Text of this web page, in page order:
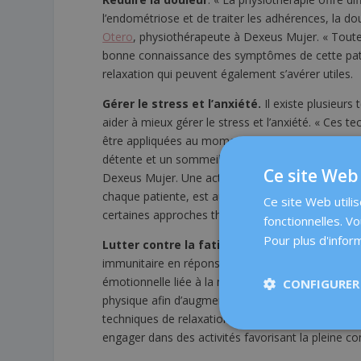
l’endométriose et de traiter les adhérences, la
Otero, physiothérapeute à Dexeus Mujer. «
bonne connaissance des symptômes de cette
relaxation qui peuvent également s’avérer utiles.
Gérer le stress et l’anxiété. Il existe plusieurs
aider à mieux gérer le stress et l’anxiété. « Ces
être appliquées au moment voulu : le matin,
détente et un sommeil réparateur », explique
Dexeus Mujer. Une activité physique modérée,
chaque patiente, est aussi bénéfique. En général,
certaines approches thérapeutiques, comme la
Lutter contre la fatigue
. On pense que la
immunitaire en réponse à une inflammation
émotionnelle liée à la maladie. Pour lutter
physique afin d’augmenter vos niveaux
techniques de relaxation et de respiration
engager dans des activités favorisant la pleine
Ce site
Ce site Web
fonctionnelles.
Pour plus